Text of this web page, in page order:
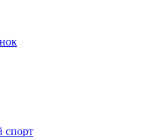
спорт